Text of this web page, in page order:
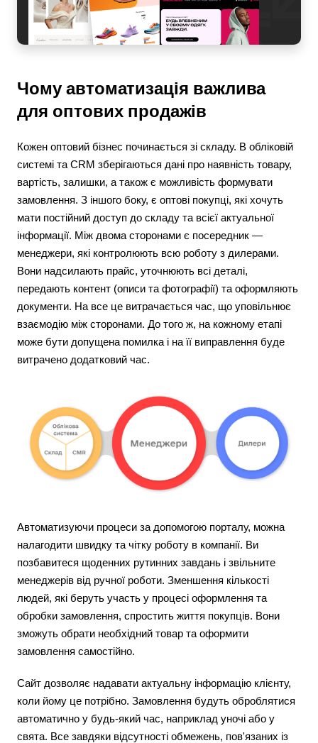
Чому автоматизація важлива
для оптових продажів
Кожен оптовий бізнес починається зі складу. В обліковій
системі та CRM зберігаються дані про наявність товару,
вартість, залишки, а також є можливість формувати
замовлення. З іншого боку, є оптові покупці, які хочуть
мати постійний доступ до складу та всієї актуальної
інформації. Між двома сторонами є посередник —
менеджери, які контролюють всю роботу з дилерами.
Вони надсилають прайс, уточнюють всі деталі,
передають контент (описи та фотографії) та оформляють
документи. На все це витрачається час, що уповільнює
взаємодію між сторонами. До того ж, на кожному етапі
може бути допущена помилка і на її виправлення буде
витрачено додатковий час.
Автоматизуючи процеси за допомогою порталу, можна
налагодити швидку та чітку роботу в компанії. Ви
позбавитеся щоденних рутинних завдань і звільните
менеджерів від ручної роботи. Зменшення кількості
людей, які беруть участь у процесі оформлення та
обробки замовлення, спростить життя покупців. Вони
зможуть обрати необхідний товар та оформити
замовлення самостійно.
Сайт дозволяє надавати актуальну інформацію клієнту,
коли йому це потрібно. Замовлення будуть оброблятися
автоматично у будь-який час, наприклад уночі або у
свята. Все завдяки відсутності обмежень, пов'язаних із